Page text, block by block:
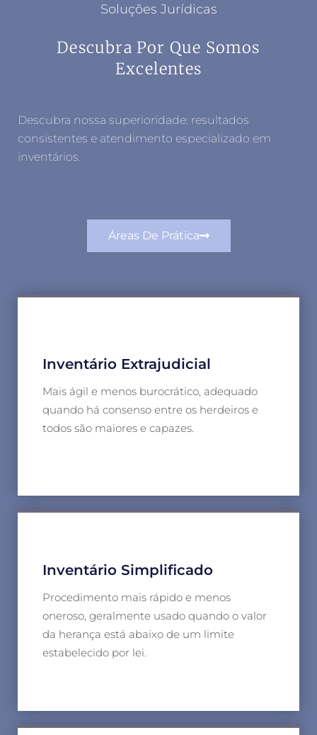
Soluções Jurídicas
Descubra Por Que Somos
Excelentes
Descubra nossa superioridade: resultados
consistentes e atendimento especializado em
inventários.
Áreas De Prática
Inventário Extrajudicial
Mais ágil e menos burocrático, adequado
quando há consenso entre os herdeiros e
todos são maiores e capazes.
Inventário Simplificado
Procedimento mais rápido e menos
oneroso, geralmente usado quando o valor
da herança está abaixo de um limite
estabelecido por lei.